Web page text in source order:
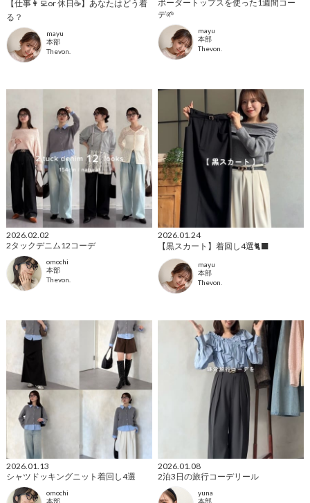
【仕事👩‍💻or 休日☕️】あなたはどう着
る？
mayu
本部
Thevon.
ボーダートップスを使った1週間コー
デ🌱
mayu
本部
Thevon.
2026.02.02
2タックデニム12コーデ
omochi
本部
Thevon.
2026.01.24
【黒スカート】着回し4選🐈‍⬛
mayu
本部
Thevon.
2026.01.13
シャツドッキングニット着回し4選
omochi
本部
2026.01.08
2泊3日の旅行コーデリール
yuna
本部